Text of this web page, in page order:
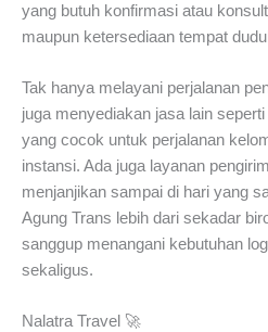
yang butuh konfirmasi atau
maupun ketersediaan tempat
Tak hanya melayani perjalanan
juga menyediakan jasa lain
yang cocok untuk perjalanan
instansi. Ada juga layanan
menjanjikan sampai di hari yang
Agung Trans lebih dari sekadar
sanggup menangani kebutuhan
sekaligus.
Nalatra Travel 🚀